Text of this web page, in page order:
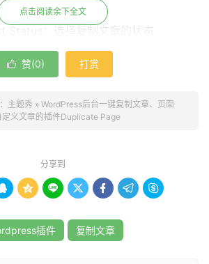
选择编辑器
click on Duplicate This Link：复制
章列表还是编辑窗口
后就会自动复制一篇文章。
点击阅读余下全文
 赞(0) 打赏
主题秀 » WordPress后台一键复制文章、页面
定义文章的插件Duplicate Page
分享到
     
插件 复制文章